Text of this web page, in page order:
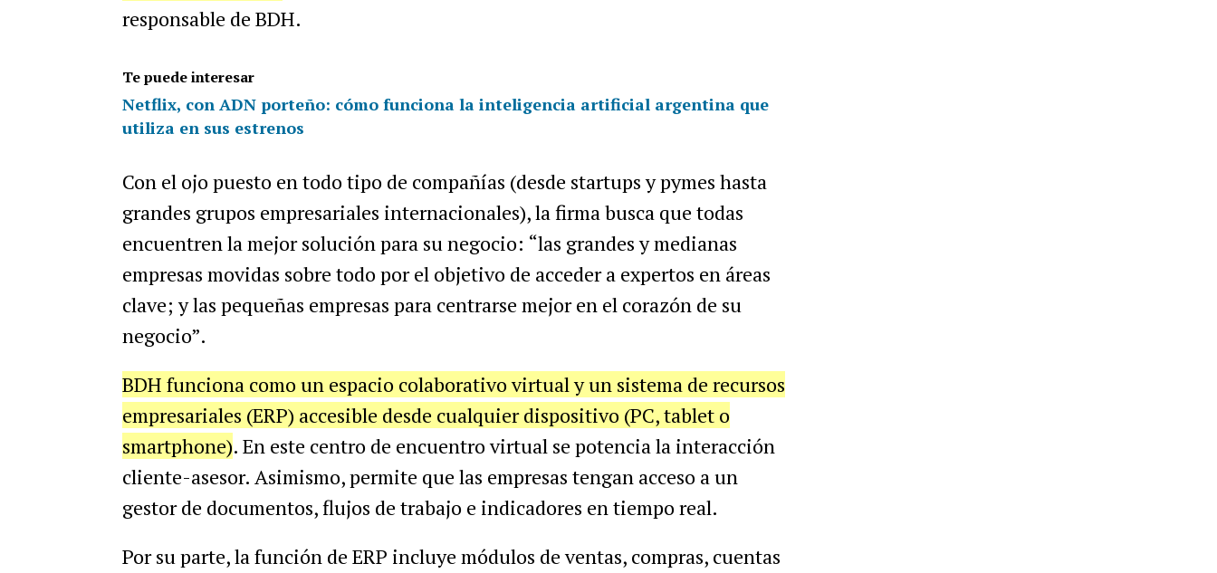
responsable de BDH.
Te puede interesar
Netflix, con ADN porteño: cómo funciona la inteligencia artificial argentina que
utiliza en sus estrenos
Con el ojo puesto en todo tipo de compañías (desde startups y pymes hasta
grandes grupos empresariales internacionales), la firma busca que todas
encuentren la mejor solución para su negocio: “las grandes y medianas
empresas movidas sobre todo por el objetivo de acceder a expertos en áreas
clave; y las pequeñas empresas para centrarse mejor en el corazón de su
negocio”.
BDH funciona como un espacio colaborativo virtual y un sistema de recursos
empresariales (ERP) accesible desde cualquier dispositivo (PC, tablet o
smartphone). En este centro de encuentro virtual se potencia la interacción
cliente-asesor. Asimismo, permite que las empresas tengan acceso a un
gestor de documentos, flujos de trabajo e indicadores en tiempo real.
Por su parte, la función de ERP incluye módulos de ventas, compras, cuentas